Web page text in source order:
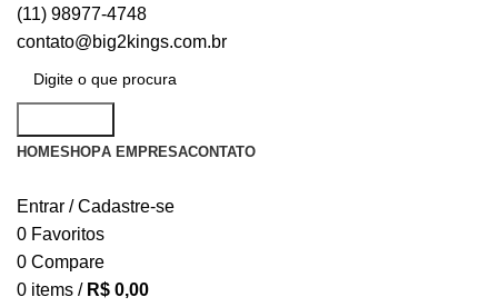
(11) 98977-4748
contato@big2kings.com.br
HOMESHOPA EMPRESACONTATO
Entrar / Cadastre-se
0 Favoritos
0 Compare
0 items / R$ 0,00